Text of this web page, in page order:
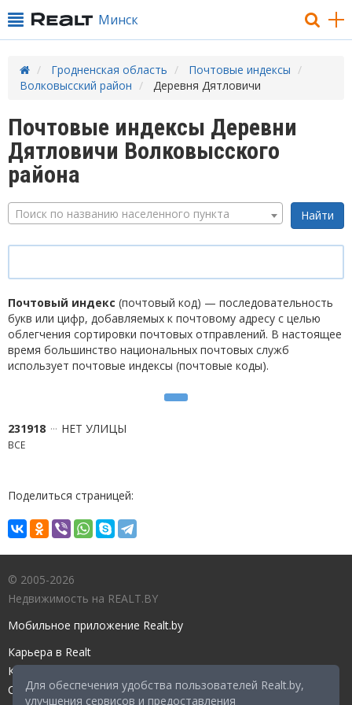
Для обеспечения удобства пользователей Realt.by,
улучшения сервисов и предоставления
Минск
Гродненская область
Почтовые индексы
Волковысский район
Деревня Дятловичи
Почтовые индексы Деревни
Дятловичи Волковысского
района
Поиск по названию населенного пункта
Почтовый индекс (почтовый код) — последовательность
букв или цифр, добавляемых к почтовому адресу с целью
облегчения сортировки почтовых отправлений. В настоящее
время большинство национальных почтовых служб
использует почтовые индексы (почтовые коды).
231918 НЕТ УЛИЦЫ
ВСЕ
Поделиться страницей:
© 2005-2026
Недвижимость на REALT.BY
Мобильное приложение Realt.by
Карьера в Realt
Контакты редакции
Справочный центр